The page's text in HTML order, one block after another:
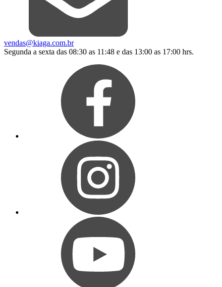
vendas@kiaga.com.br
Segunda a sexta das 08:30 as 11:48 e das 13:00 as 17:00 hrs.